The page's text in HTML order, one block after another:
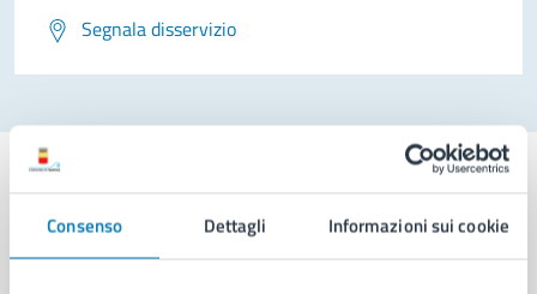
Consenso Dettagli Informazioni sui cookie
Segnala disservizio
Comune di Napoli